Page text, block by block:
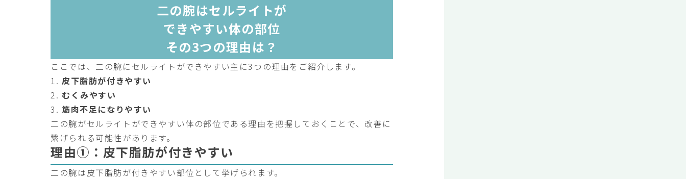
二の腕はセルライトが
できやすい体の部位
その3つの理由は？
ここでは、二の腕にセルライトができやすい主に3つの理由をご紹介します。
皮下脂肪が付きやすい
むくみやすい
筋肉不足になりやすい
二の腕がセルライトができやすい体の部位である理由を把握しておくことで、改善に
繋げられる可能性があります。
理由①：皮下脂肪が付きやすい
二の腕は皮下脂肪が付きやすい部位として挙げられます。